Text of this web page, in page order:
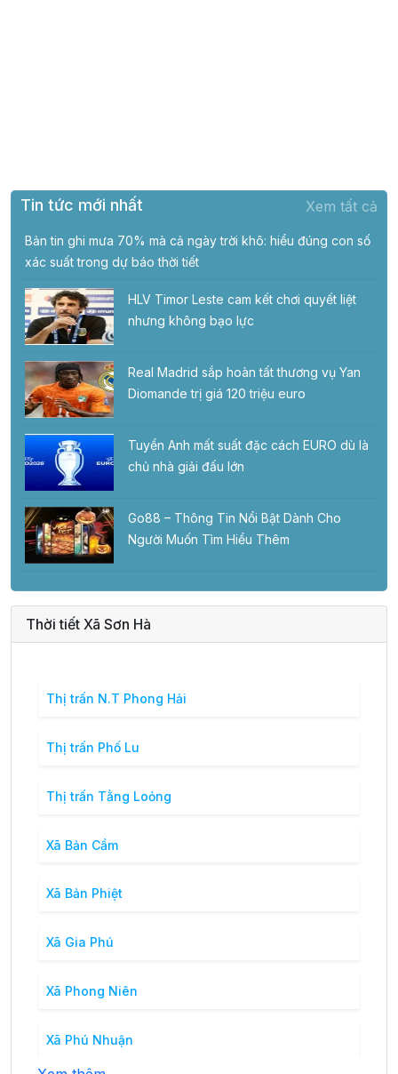
Tin tức mới nhất Xem tất cả
Bản tin ghi mưa 70% mà cả ngày trời khô: hiểu đúng con số
xác suất trong dự báo thời tiết
HLV Timor Leste cam kết chơi quyết liệt
nhưng không bạo lực
Real Madrid sắp hoàn tất thương vụ Yan
Diomande trị giá 120 triệu euro
Tuyển Anh mất suất đặc cách EURO dù là
chủ nhà giải đấu lớn
Go88 – Thông Tin Nổi Bật Dành Cho
Người Muốn Tìm Hiểu Thêm
Thời tiết Xã Sơn Hà
Thị trấn N.T Phong Hải
Thị trấn Phố Lu
Thị trấn Tằng Loỏng
Xã Bản Cầm
Xã Bản Phiệt
Xã Gia Phú
Xã Phong Niên
Xã Phú Nhuận